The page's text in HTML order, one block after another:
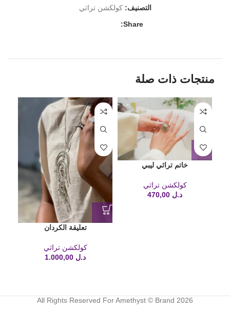
التصنيف: كولكشن تراثي
Share:
منتجات ذات صلة
خاتم تراثي ليبي
كولكشن تراثي
د.ل
تعليقة الكردان
كولكشن تراثي
د.ل
All Rights Reserved For Amethyst © Brand 2026